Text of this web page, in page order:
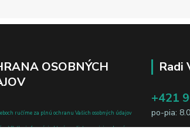
OSOBNÝCH
ručíme za plnú ochranu Vašich osobných údajov
Všetky informácie, ktoré uvediete o svojej osobe, sú
Radi
+421
po-pia: